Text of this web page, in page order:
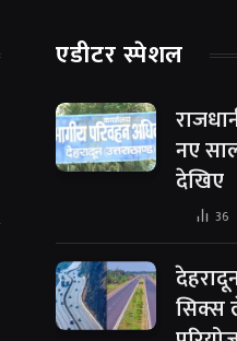
एडीटर स्पेशल
नए
देखिए
36
सिक्स